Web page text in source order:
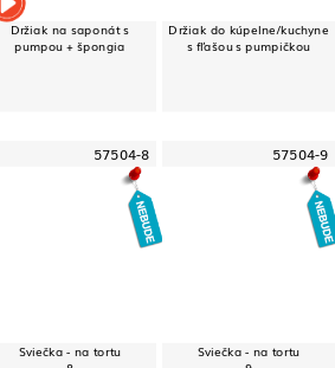
Držiak na saponát s
pumpou + špongia
Držiak do kúpelne/kuchyne
s fľašou s pumpičkou
57504-8
Sviečka - na tortu
57504-9
Sviečka - na tortu